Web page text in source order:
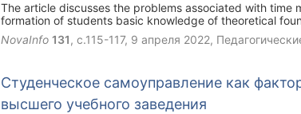
The article discusses the problems associated with time
formation of students basic knowledge of theoretical
as an intangible resource, which are the basis for
level.
NovaInfo 131 , с.115-117, 9 апреля 2022,
Студенческое самоуправление как
высшего учебного заведения